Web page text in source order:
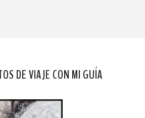
DE VIAJE CON MI GUÍA